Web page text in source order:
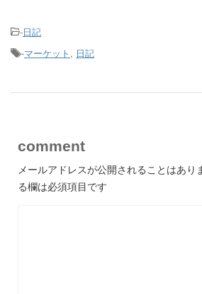
-日記
-マーケット , 日記
comment
メールアドレスが公開されることはあり
る欄は必須項目です